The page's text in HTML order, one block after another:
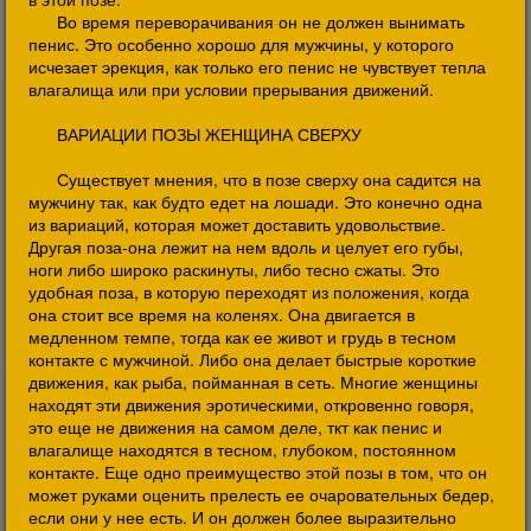
Во время переворачивания он не должен вынимать
пенис. Это особенно хорошо для мужчины, у которого
исчезает эрекция, как только его пенис не чувствует тепла
влагалища или при условии прерывания движений.
ВАРИАЦИИ ПОЗЫ ЖЕНЩИНА СВЕРХУ
Существует мнения, что в позе сверху она садится на
мужчину так, как будто едет на лошади. Это конечно одна
из вариаций, которая может доставить удовольствие.
Другая поза-она лежит на нем вдоль и целует его губы,
ноги либо широко раскинуты, либо тесно сжаты. Это
удобная поза, в которую переходят из положения, когда
она стоит все время на коленях. Она двигается в
медленном темпе, тогда как ее живот и грудь в тесном
контакте с мужчиной. Либо она делает быстрые короткие
движения, как рыба, пойманная в сеть. Многие женщины
находят эти движения эротическими, откровенно говоря,
это еще не движения на самом деле, ткт как пенис и
влагалище находятся в тесном, глубоком, постоянном
контакте. Еще одно преимущество этой позы в том, что он
может руками оценить прелесть ее очаровательных бедер,
если они у нее есть. И он должен более выразительно